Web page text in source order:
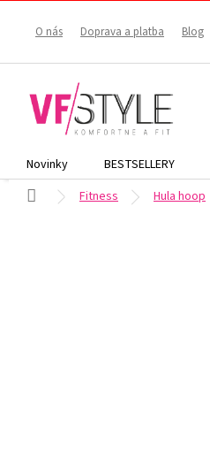
O nás Doprava a platba Blog
Novinky BESTSELLERY
DomovFitness Hula hoop